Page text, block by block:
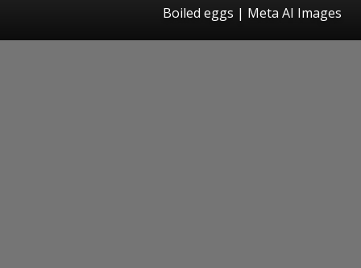
Boiled eggs | Meta AI Images